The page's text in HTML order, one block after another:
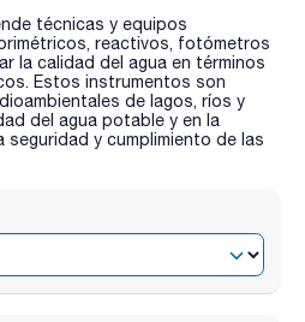
técnicas y equipos
reactivos, fotómetros
la calidad del agua en términos
Estos instrumentos son
de lagos, ríos y
del agua potable y en la
y cumplimiento de las